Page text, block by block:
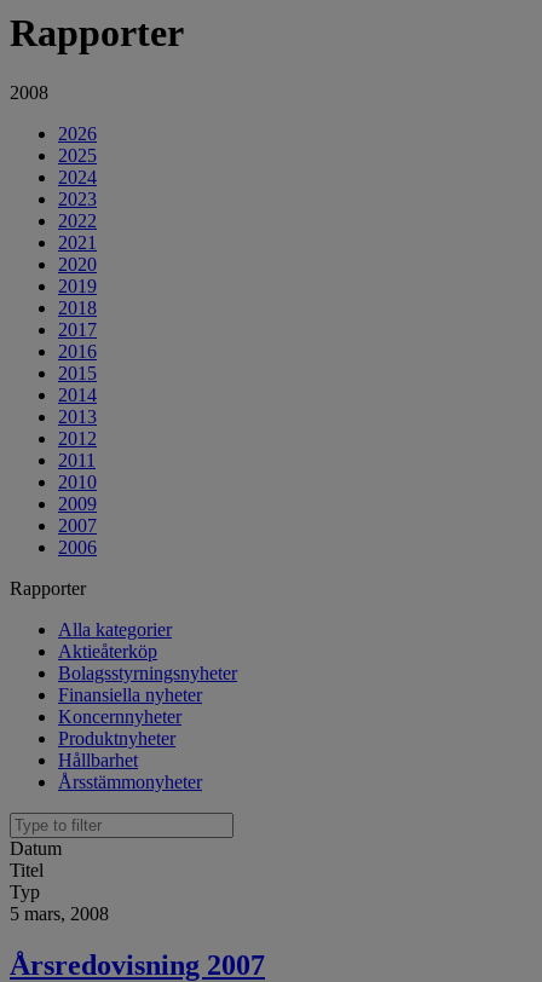
Rapporter
2008
2026
2025
2024
2023
2022
2021
2020
2019
2018
2017
2016
2015
2014
2013
2012
2011
2010
2009
2007
2006
Rapporter
Alla kategorier
Aktieåterköp
Bolagsstyrningsnyheter
Finansiella nyheter
Koncernnyheter
Produktnyheter
Hållbarhet
Årsstämmonyheter
Datum
Titel
Typ
5 mars, 2008
Årsredovisning 2007